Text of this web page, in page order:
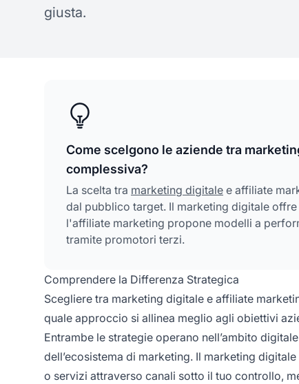
giusta.
Come scelgono le aziende tra
complessiva?
La scelta tra marketing digitale e affiliate
dal pubblico target. Il marketing digitale
l'affiliate marketing propone modelli a
tramite promotori terzi.
Comprendere la Differenza Strategica
Scegliere tra marketing digitale e affiliate
quale approccio si allinea meglio agli obiettivi
Entrambe le strategie operano nell’ambito
dell’ecosistema di marketing. Il marketing
o servizi attraverso canali sotto il tuo controllo,